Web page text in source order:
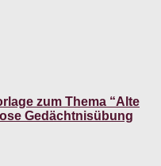
zum Thema “Alte
Gedächtnisübung